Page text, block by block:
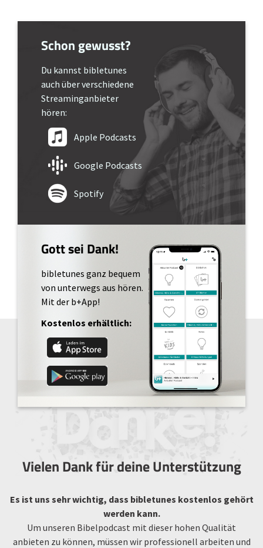
Schon gewusst?
Du kannst bibletunes
auch über verschiedene
Streaminganbieter
hören:
Apple Podcasts
Google Podcasts
Spotify
Gott sei Dank!
bibletunes ganz bequem
von unterwegs aus hören.
Mit der b+App!
Kostenlos erhältlich:
Vielen Dank für deine Unterstützung
Es ist uns sehr wichtig, dass bibletunes kostenlos gehört
werden kann.
Um unseren Bibelpodcast mit dieser hohen Qualität
anbieten zu können, müssen wir professionell arbeiten und